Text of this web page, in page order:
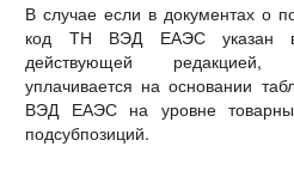
В случае если в документах о
код ТН ВЭД ЕАЭС указан в
действующей редакцией,
уплачивается на основании
ВЭД ЕАЭС на уровне
подсубпозиций.